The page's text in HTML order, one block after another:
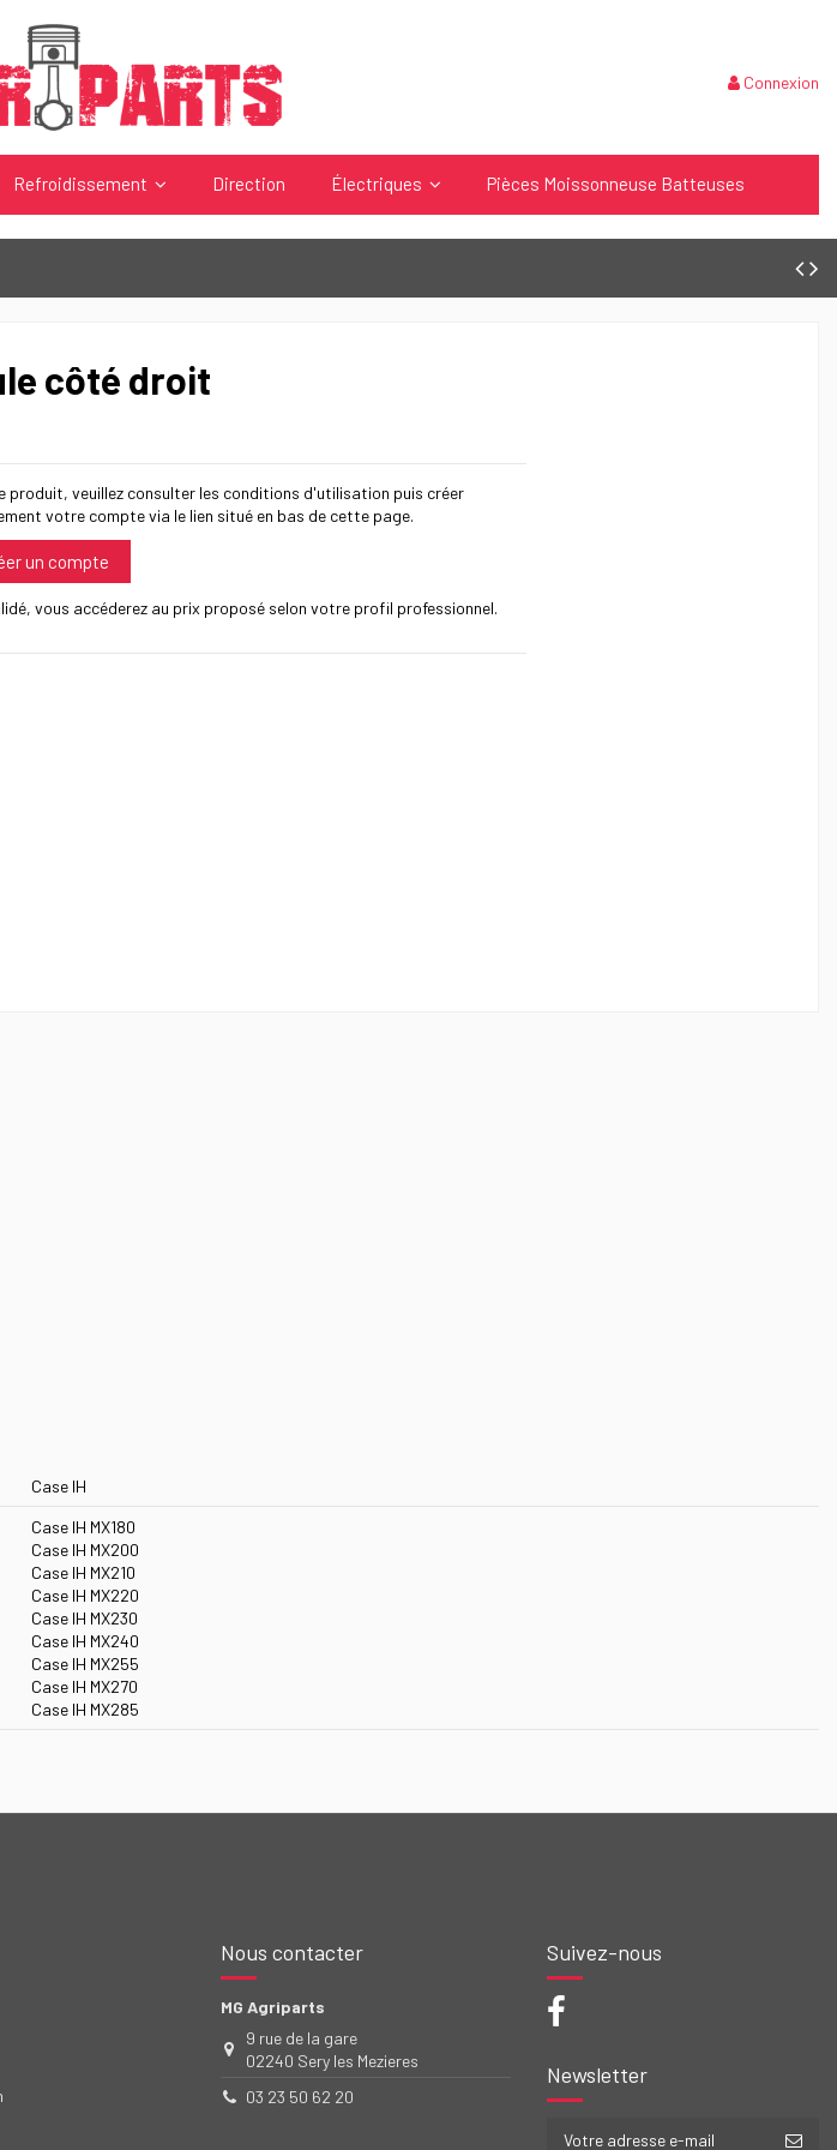
Connexion
Refroidissement Direction Électriques Pièces Moissonneuse Batteuses
côté droit
produit, veuillez consulter les conditions d'utilisation puis créer
votre compte via le lien situé en bas de cette page.
un compte
vous accéderez au prix proposé selon votre profil professionnel.
Case IH
Case IH MX180
Case IH MX200
Case IH MX210
Case IH MX220
Case IH MX230
Case IH MX240
Case IH MX255
Case IH MX270
Case IH MX285
Nous contacter
MG Agriparts
9 rue de la gare
02240 Sery les Mezieres
03 23 50 62 20
Suivez-nous
Newsletter